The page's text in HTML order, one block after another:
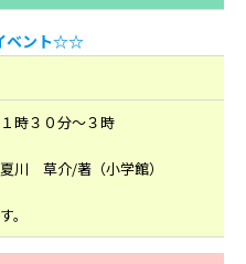
ベント☆☆
時３０分～３時
川 草介/著（小学館）
。